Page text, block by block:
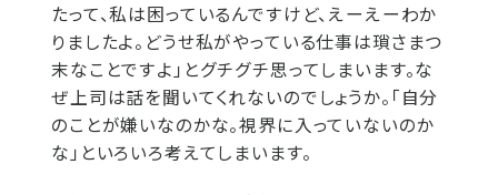
たって、私は困っているんですけど、えーえーわか
りましたよ。どうせ私がやっている仕事は瑣さまつ
末なことですよ」とグチグチ思ってしまいます。な
ぜ上司は話を聞いてくれないのでしょうか。「自分
のことが嫌いなのかな。視界に入っていないのか
な」といろいろ考えてしまいます。